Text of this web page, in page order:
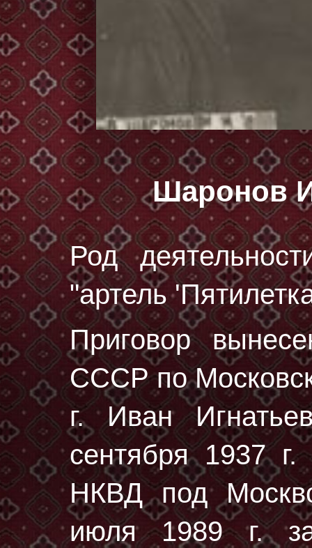
Шаронов
Род
"артель
Приговор
СССР по
г. Иван
сентября 1937 г.
НКВД под
июля 1989 г. за